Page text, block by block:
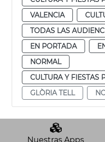
VALENCIA
TODAS LAS
EN PORTADA
NORMAL
CULTURA Y FIESTAS
GLÒRIA TELL
Nuestras Apps